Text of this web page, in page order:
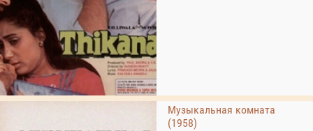
Музыкальная комната
(1958)